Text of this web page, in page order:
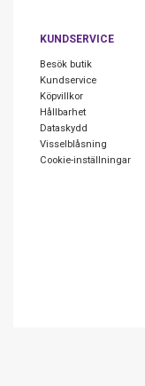
KUNDSERVICE
Besök butik
Kundservice
Köpvillkor
Hållbarhet
Dataskydd
Visselblåsning
Cookie-inställningar